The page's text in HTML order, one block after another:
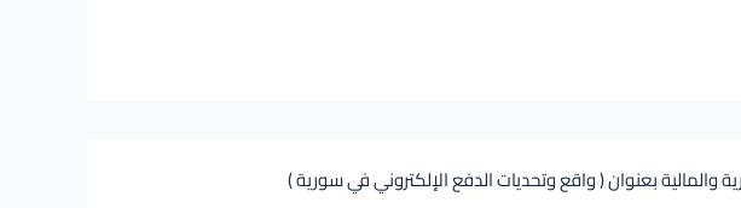
والمالية بعنوان ( واقع وتحديات الدفع الإلكتروني في سورية )